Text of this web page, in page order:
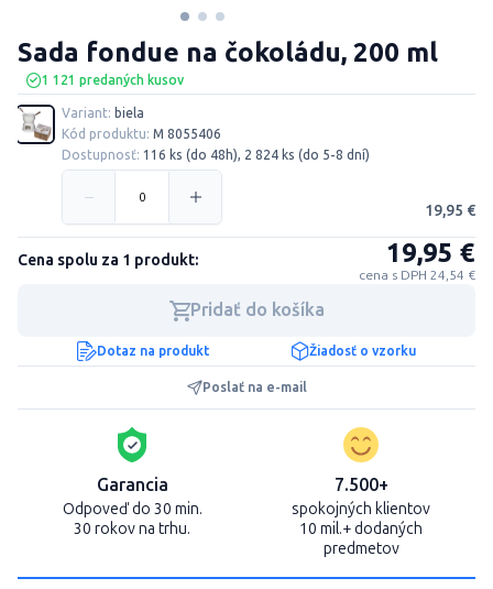
1 121 predaných kusov
Sada fondue na čokoládu, 200 ml
Variant: biela
Kód produktu: M 8055406
Dostupnosť: 116 ks (do 48h), 2 824 ks (do 5-8 dní)
19,95 €
Cena spolu za 1 produkt: 19,95 €
cena s DPH 24,54 €
Pridať do košíka
Dotaz na produkt Žiadosť o vzorku
Poslať na e-mail
Garancia
Odpoveď do 30 min.
30 rokov na trhu.
7.500+
spokojných klientov
10 mil.+ dodaných
predmetov